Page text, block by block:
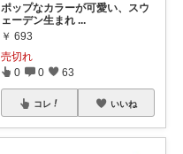
ポップなカラーが可愛い、スウ
ェーデン生まれ ...
￥ 693
売切れ
0 0 63
コレ いいね